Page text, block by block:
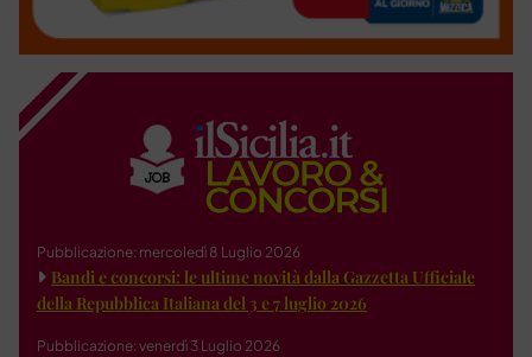
Pubblicazione: mercoledì 8 Luglio 2026
Bandi e concorsi: le ultime novità dalla Gazzetta Ufficiale
della Repubblica Italiana del 3 e 7 luglio 2026
Pubblicazione: venerdì 3 Luglio 2026